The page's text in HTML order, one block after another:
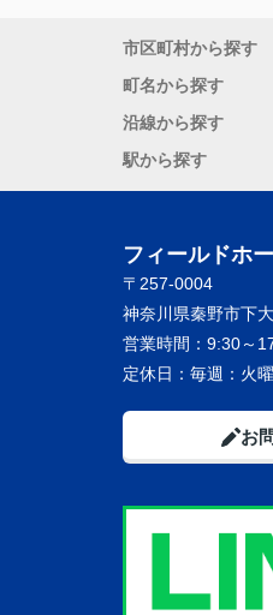
思います
ありが
市区町村から探す
町名から探す
沿線から探す
駅から探す
フィールドホ
〒257-0004
神奈川県秦野市下
営業時間： 9:30～
定休日： 毎週：火
お